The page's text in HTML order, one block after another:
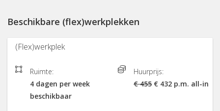
Beschikbare (flex)werkplekken
(Flex)werkplek
Ruimte:
4 dagen per week
beschikbaar
Huurprijs:
€ 455 € 432 p.m. all-in